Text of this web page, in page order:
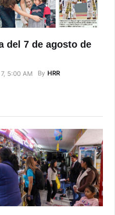
del 7 de agosto de
5:00 AM By HRR